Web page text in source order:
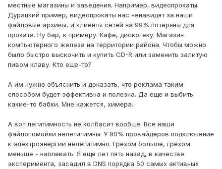
местные магазины и заведения. Например, видеопрокаты.
Дурацкий пример, видеопрокаты нас ненавидят за наши
файловые архивы, и клиенты сетей на 99% потеряны для
проката. Ну бар, к примеру. Кафе, дискотеку. Магазин
компьютерного железа на территории района. Чтобы можно
было быстро выскочить и купить CD-R или заменить залитую
пивом клаву. Кто еще-то?
А им нужно объяснить и доказать, что реклама таким
способом будет эффективна и полезна. Да еще и выбить
какие-то бабки. Мне кажется, химера.
А вот легитимность не колбасит вообще. Все наши
файлопомойки нелегитимны. У 90% провайдеров подключение
к электроэнергии нелегитимно. Грехом больше, грехом
меньше - наплевать. Я еще лет пять назад, в качестве
эксперимента, засадил в DNS порядка 50 самых активных